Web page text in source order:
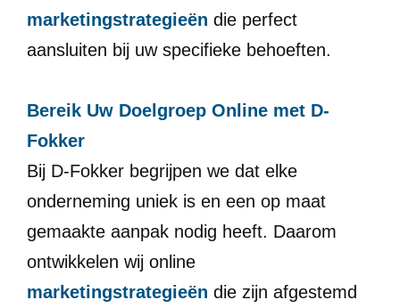
marketingstrategieën die perfect
aansluiten bij uw specifieke behoeften.
Bereik Uw Doelgroep Online met D-
Fokker
Bij D-Fokker begrijpen we dat elke
onderneming uniek is en een op maat
gemaakte aanpak nodig heeft. Daarom
ontwikkelen wij online
marketingstrategieën die zijn afgestemd